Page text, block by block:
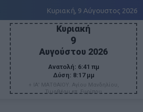
Κυριακή, 9 Αύγουστος 2026
Κυριακή
9
Αυγούστου 2026
Ανατολή: 6:41 πμ
Δύση: 8:17 μμ
+ ΙΑ' ΜΑΤΘΑΙΟΥ. Αγίου Μανδηλίου,
Τιμοθέου επ. Ευρίπου